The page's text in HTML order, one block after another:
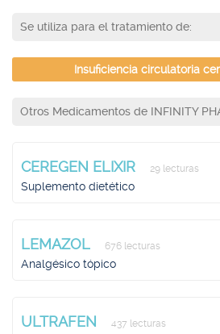
Se utiliza para el tratamiento de:
Insuficiencia circulatoria
Otros Medicamentos de INFINITY
CEREGEN ELIXIR 29 lecturas
Suplemento dietético
LEMAZOL 676 lecturas
Analgésico tópico
ULTRAFEN 437 lecturas